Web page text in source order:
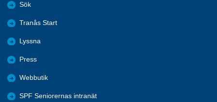
Sök
Tranås Start
Lyssna
Press
Webbutik
SPF Seniorernas intranät